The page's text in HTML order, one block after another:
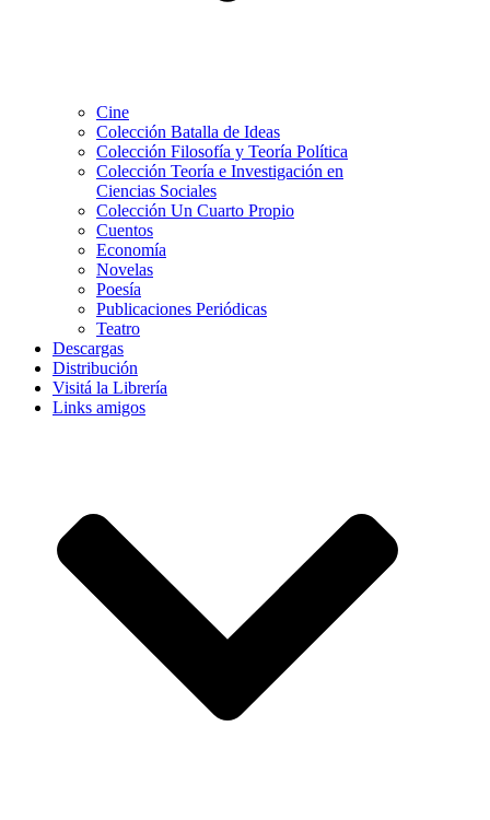
Cine
Colección Batalla de Ideas
Colección Filosofía y Teoría Política
Colección Teoría e Investigación en
Ciencias Sociales
Colección Un Cuarto Propio
Cuentos
Economía
Novelas
Poesía
Publicaciones Periódicas
Teatro
Descargas
Distribución
Visitá la Librería
Links amigos